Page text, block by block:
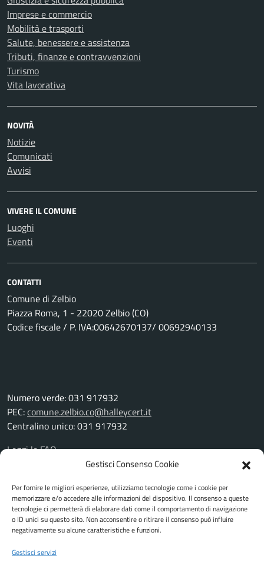
Gestisci Consenso Cookie
Per fornire le migliori esperienze, utilizziamo tecnologie come i cookie per
memorizzare e/o accedere alle informazioni del dispositivo. Il consenso a queste
tecnologie ci permetterà di elaborare dati come il comportamento di navigazione
o ID unici su questo sito. Non acconsentire o ritirare il consenso può influire
negativamente su alcune caratteristiche e funzioni.
Gestisci servizi
Imprese e commercio
Mobilità e trasporti
Salute, benessere e assistenza
Tributi, finanze e contravvenzioni
Turismo
Vita lavorativa
NOVITÀ
Notizie
Comunicati
Avvisi
VIVERE IL COMUNE
Luoghi
Eventi
CONTATTI
Comune di Zelbio
Piazza Roma, 1 - 22020 Zelbio (CO)
Codice fiscale / P. IVA:00642670137/ 00692940133
Numero verde: 031 917932
PEC:comune.zelbio.co@halleycert.it
Centralino unico: 031 917932
Leggi le FAQ
Prenotazione appuntamento
Richiesta assistenza
Amministrazione trasparente
Albo pretorio
Informativa privacy
Cookie Policy